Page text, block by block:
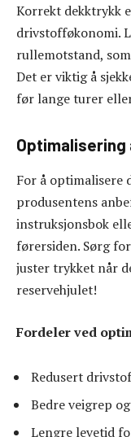
Korrekt dekktrykk
drivstofføkonomi.
rullemotstand,
Det er viktig å
før lange turer
For å optimalisere
produsentens
instruksjonsbok
førersiden. Sørg
juster trykket når
reservehjulet!
Fordeler ved
Redusert
Bedre veigrep
Lengre levetid